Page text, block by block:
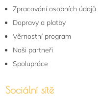
Zpracování osobních údajů
Dopravy a platby
Věrnostní program
Naši partneři
Spolupráce
Sociální sítě